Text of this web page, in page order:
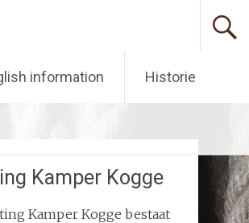
information Historie
Kamper Kogge
Kamper Kogge bestaat